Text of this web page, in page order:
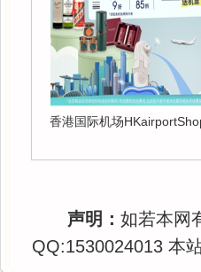
香港国际机场
声明： 如若本网
QQ:1530024013 本